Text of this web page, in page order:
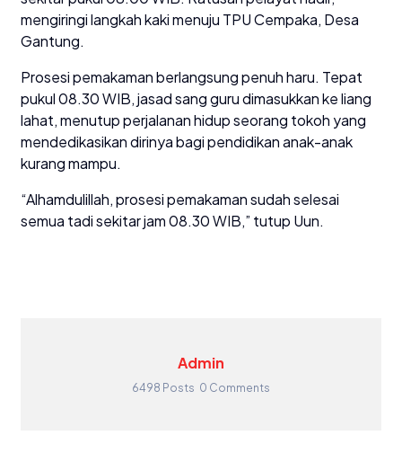
mengiringi langkah kaki menuju TPU Cempaka, Desa
Gantung.
Prosesi pemakaman berlangsung penuh haru. Tepat
pukul 08.30 WIB, jasad sang guru dimasukkan ke liang
lahat, menutup perjalanan hidup seorang tokoh yang
mendedikasikan dirinya bagi pendidikan anak-anak
kurang mampu.
“Alhamdulillah, prosesi pemakaman sudah selesai
semua tadi sekitar jam 08.30 WIB,” tutup Uun.
Admin
6498 Posts 0 Comments